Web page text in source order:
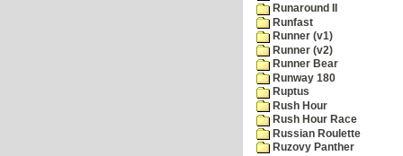
Runaround II
Runfast
Runner (v1)
Runner (v2)
Runner Bear
Runway 180
Ruptus
Rush Hour
Rush Hour Race
Russian Roulette
Ruzovy Panther